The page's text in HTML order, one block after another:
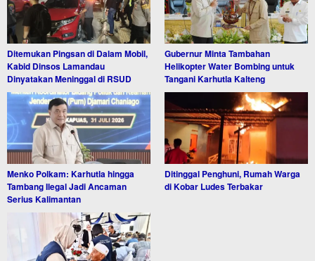
Ditemukan Pingsan di Dalam Mobil,
Kabid Dinsos Lamandau
Dinyatakan Meninggal di RSUD
Gubernur Minta Tambahan
Helikopter Water Bombing untuk
Tangani Karhutla Kalteng
Menko Polkam: Karhutla hingga
Tambang Ilegal Jadi Ancaman
Serius Kalimantan
Ditinggal Penghuni, Rumah Warga
di Kobar Ludes Terbakar